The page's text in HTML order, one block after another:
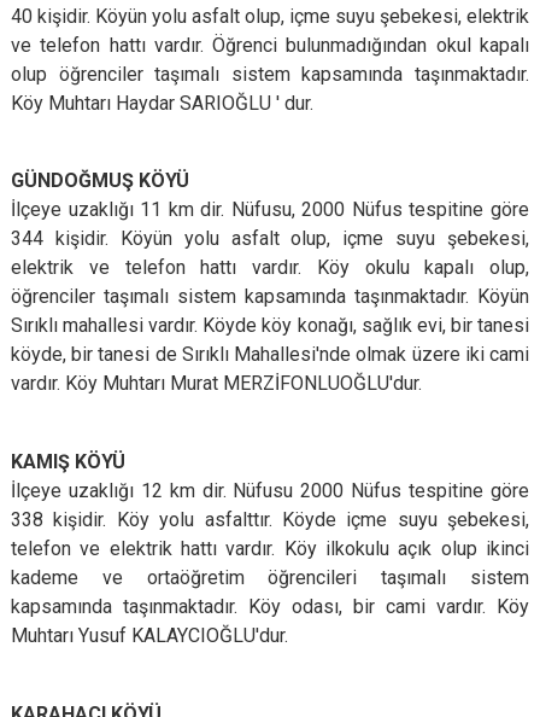
40 kişidir. Köyün yolu asfalt olup, içme suyu şebekesi, elektrik
ve telefon hattı vardır. Öğrenci bulunmadığından okul kapalı
olup öğrenciler taşımalı sistem kapsamında taşınmaktadır.
Köy Muhtarı Haydar SARIOĞLU ' dur.
GÜNDOĞMUŞ KÖYÜ
İlçeye uzaklığı 11 km dir. Nüfusu, 2000 Nüfus tespitine göre
344 kişidir. Köyün yolu asfalt olup, içme suyu şebekesi,
elektrik ve telefon hattı vardır. Köy okulu kapalı olup,
öğrenciler taşımalı sistem kapsamında taşınmaktadır. Köyün
Sırıklı mahallesi vardır. Köyde köy konağı, sağlık evi, bir tanesi
köyde, bir tanesi de Sırıklı Mahallesi'nde olmak üzere iki cami
vardır. Köy Muhtarı Murat MERZİFONLUOĞLU'dur.
KAMIŞ KÖYÜ
İlçeye uzaklığı 12 km dir. Nüfusu 2000 Nüfus tespitine göre
338 kişidir. Köy yolu asfalttır. Köyde içme suyu şebekesi,
telefon ve elektrik hattı vardır. Köy ilkokulu açık olup ikinci
kademe ve ortaöğretim öğrencileri taşımalı sistem
kapsamında taşınmaktadır. Köy odası, bir cami vardır. Köy
Muhtarı Yusuf KALAYCIOĞLU'dur.